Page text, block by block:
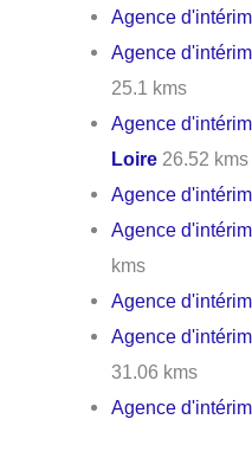
Agence
Agence
25.1 kms
Agence
Loire 26.52 kms
Agence
Agence
kms
Agence
Agence d'intérim
31.06 kms
Agence